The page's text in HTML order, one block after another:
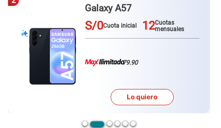
Galaxy A57
S/0Cuota inicial 12Cuotas
mensuales
79.90
Lo quiero